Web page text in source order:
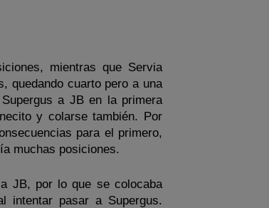
mientras que Servia
quedando cuarto pero a una
a JB en la primera
y colarse también. Por
para el primero,
muchas posiciones.
JB, por lo que se colocaba
intentar pasar a Supergus.